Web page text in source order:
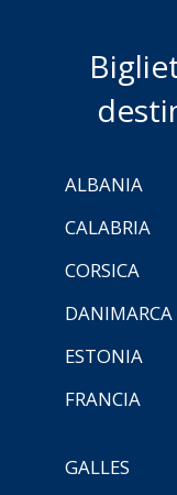
ALBANIA
CALABRIA
CORSICA
DANIMARCA
ESTONIA
FRANCIA
GALLES